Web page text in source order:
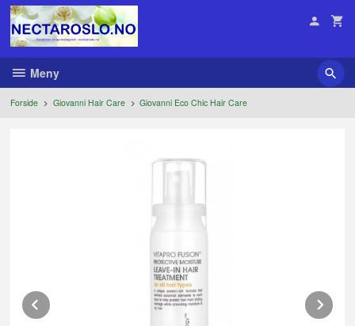
Gå
innholdet
Meny
Forside Giovanni Hair Care Giovanni Eco Chic Hair Care
Prev